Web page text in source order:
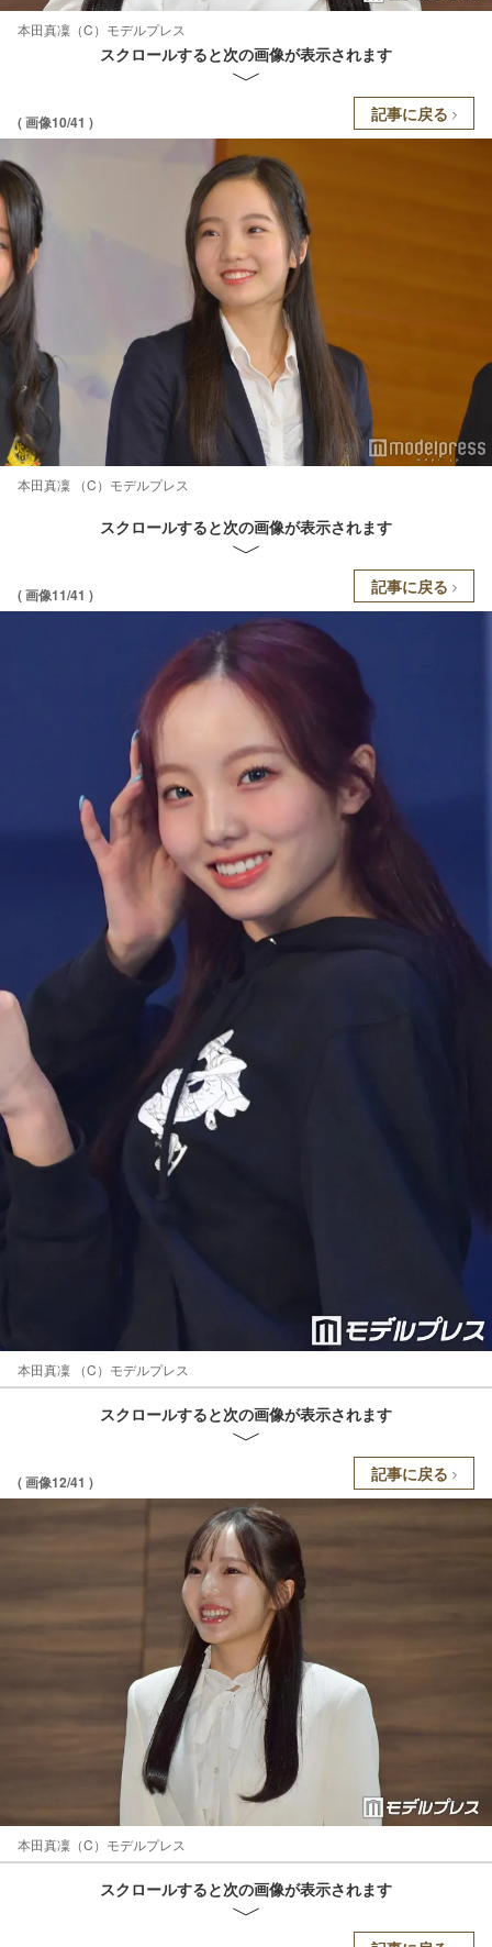
本田真凜（C）モデルプレス
スクロールすると次の画像が表示されます
( 画像10/41 ) 記事に戻る
本田真凜 （C）モデルプレス
スクロールすると次の画像が表示されます
( 画像11/41 ) 記事に戻る
本田真凜 （C）モデルプレス
スクロールすると次の画像が表示されます
( 画像12/41 ) 記事に戻る
本田真凜（C）モデルプレス
スクロールすると次の画像が表示されます